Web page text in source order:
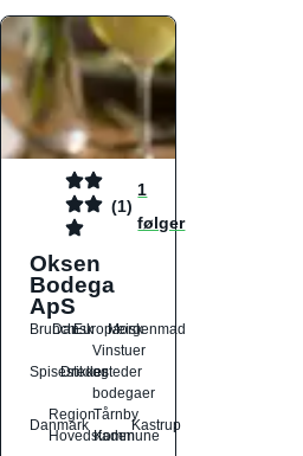
(1)
1
følger
Oksen
Bodega
ApS
Brunch
DanskEuropæiskMorgenmad
Spisesteder
Drikkesteder
Vinstuer
og
bodegaer
Danmark
Region
Hovedstaden
Tårnby
Kommune
Kastrup